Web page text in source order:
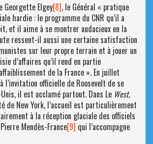
Georgette Elgey[8], le Général « pratique
hardie : le programme du CNR qu’il a
et il aime à se montrer audacieux en la
ressent-il aussi une certaine satisfaction
sur leur propre terrain et à jouer un
d’affaires qu’il rend en partie
de la France ». En juillet
l’invitation officielle de Roosevelt de se
il est acclamé partout. Dans Le West,
de New York, l’accueil est particulièrement
à la réception glaciale des officiels
Mendès-France[9] qui l’accompagne